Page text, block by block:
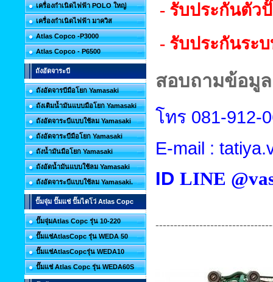
เครื่องกำเนิดไฟฟ้า POLO ใหญ่
เครื่องกำเนิดไฟฟ้า มาควิส
Atlas Copco -P3000
Atlas Copco - P6500
ถังอัดจาระบี
ถังอัดจารบีมือโยก Yamasaki
ถังเติมน้ำมันแบบมือโยก Yamasaki
ถังอัดจาระบีแบบใช้ลม Yamasaki
ถังอัดจาระบีมือโยก Yamasaki
ถังน้ำมันมือโยก Yamasaki
ถังอัดน้ำมันแบบใช้ลม Yamasaki
ถังอัดจาระบีแบบใช้ลม Yamasaki.
ปั๊มจุ่ม ปั๊มแช่ ปั๊มไดโว่ Atlas Copc
ปั๊มจุ่มAtlas Copc รุ่น 10-220
ปั๊มแช่AtlasCopc รุ่น WEDA 50
ปั๊มแช่AtlasCopcรุ่น WEDA10
ปั๊มแช่ Atlas Copc รุ่น WEDA60S
- รับประกันตัว
- รับประกันระ
สอบถามข้อมูล
โทร 081-912-
E-mail :
ID LINE